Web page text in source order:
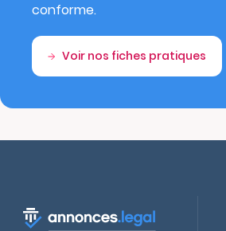
conforme.
Voir nos fiches pratiques